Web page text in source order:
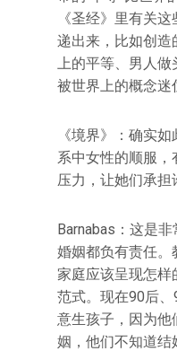
《圣经》里有关
递出来，比如创造
上的平等、男人做
被世界上的概念迷
《境界》：确实
系中女性的顺服，
压力，让她们承担
Barnabas：这是
婚姻都负有责任。
家庭应该呈现怎
范式。现在90后
意生孩子，因为他
姻，他们不知道结